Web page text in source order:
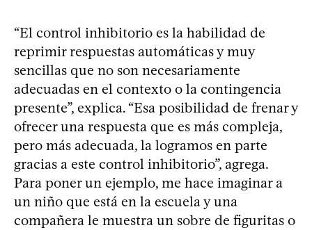
“El control inhibitorio es la habilidad de
reprimir respuestas automáticas y muy
sencillas que no son necesariamente
adecuadas en el contexto o la contingencia
presente”, explica. “Esa posibilidad de frenar y
ofrecer una respuesta que es más compleja,
pero más adecuada, la logramos en parte
gracias a este control inhibitorio”, agrega.
Para poner un ejemplo, me hace imaginar a
un niño que está en la escuela y una
compañera le muestra un sobre de figuritas o